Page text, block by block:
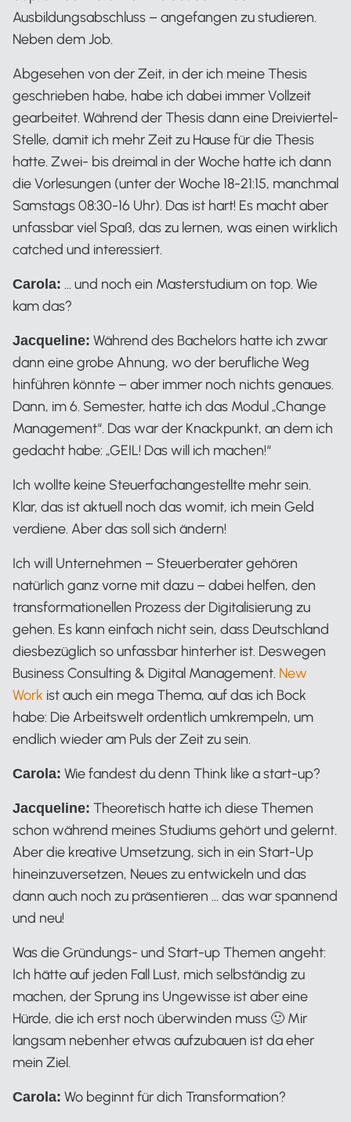
Ausbildungsabschluss – angefangen zu studieren.
Neben dem Job.
Abgesehen von der Zeit, in der ich meine Thesis
geschrieben habe, habe ich dabei immer Vollzeit
gearbeitet. Während der Thesis dann eine Dreiviertel-
Stelle, damit ich mehr Zeit zu Hause für die Thesis
hatte. Zwei- bis dreimal in der Woche hatte ich dann
die Vorlesungen (unter der Woche 18-21:15, manchmal
Samstags 08:30-16 Uhr). Das ist hart! Es macht aber
unfassbar viel Spaß, das zu lernen, was einen wirklich
catched und interessiert.
Carola: … und noch ein Masterstudium on top. Wie
kam das?
Jacqueline: Während des Bachelors hatte ich zwar
dann eine grobe Ahnung, wo der berufliche Weg
hinführen könnte – aber immer noch nichts genaues.
Dann, im 6. Semester, hatte ich das Modul „Change
Management“. Das war der Knackpunkt, an dem ich
gedacht habe: „GEIL! Das will ich machen!“
Ich wollte keine Steuerfachangestellte mehr sein.
Klar, das ist aktuell noch das womit, ich mein Geld
verdiene. Aber das soll sich ändern!
Ich will Unternehmen – Steuerberater gehören
natürlich ganz vorne mit dazu – dabei helfen, den
transformationellen Prozess der Digitalisierung zu
gehen. Es kann einfach nicht sein, dass Deutschland
diesbezüglich so unfassbar hinterher ist. Deswegen
Business Consulting & Digital Management. New
Work ist auch ein mega Thema, auf das ich Bock
habe: Die Arbeitswelt ordentlich umkrempeln, um
endlich wieder am Puls der Zeit zu sein.
Carola: Wie fandest du denn Think like a start-up?
Jacqueline: Theoretisch hatte ich diese Themen
schon während meines Studiums gehört und gelernt.
Aber die kreative Umsetzung, sich in ein Start-Up
hineinzuversetzen, Neues zu entwickeln und das
dann auch noch zu präsentieren … das war spannend
und neu!
Was die Gründungs- und Start-up Themen angeht:
Ich hätte auf jeden Fall Lust, mich selbständig zu
machen, der Sprung ins Ungewisse ist aber eine
Hürde, die ich erst noch überwinden muss 🙂 Mir
langsam nebenher etwas aufzubauen ist da eher
mein Ziel.
Carola: Wo beginnt für dich Transformation?